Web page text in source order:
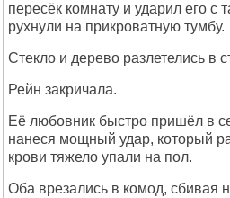
пересёк комнату и ударил его с
рухнули на прикроватную тумбу.
Стекло и дерево разлетелись в
Рейн закричала.
Её любовник быстро пришёл в
нанеся мощный удар, который
крови тяжело упали на пол.
Оба врезались в комод, сбивая